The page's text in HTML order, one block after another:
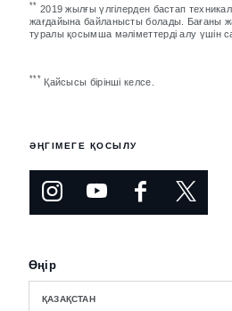
** 2019 жылғы үлгілерден бастап
жағдайына байланысты болады. Бағаны
туралы қосымша мәліметтерді алу үшін
*** Қайсысы бірінші келсе.
ӘҢГІМЕГЕ ҚОСЫЛУ
Өңір
ҚАЗАҚСТАН